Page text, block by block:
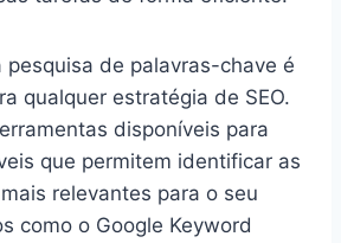
pesquisa de palavras-chave é
qualquer estratégia de SEO.
disponíveis para
que permitem identificar as
relevantes para o seu
como o Google Keyword